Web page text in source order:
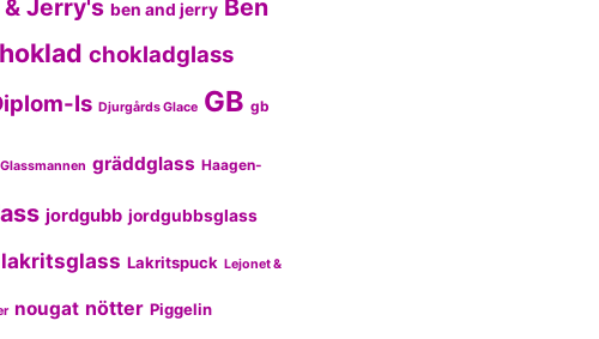
& Jerry's ben and jerry Ben
chokladglass
Is Djurgårds Glace GB gb
Glassmannen gräddglass Haagen-
jordgubb jordgubbsglass
lakritsglass Lakritspuck Lejonet &
nougat nötter Piggelin